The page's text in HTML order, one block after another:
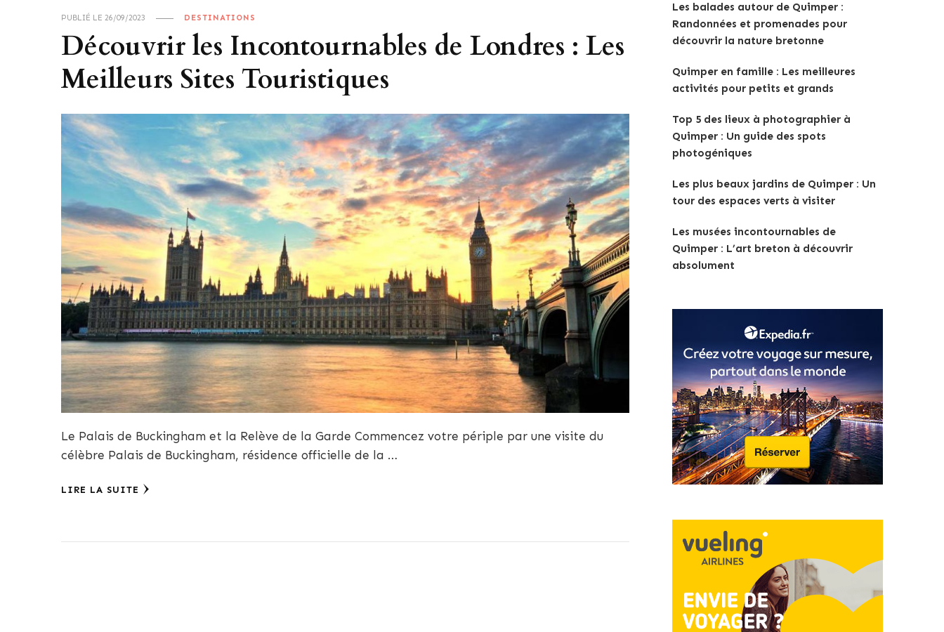
PUBLIÉ LE 26/09/2023 DESTINATIONS
Découvrir les Incontournables de Londres : Les
Meilleurs Sites Touristiques
Le Palais de Buckingham et la Relève de la Garde Commencez votre périple par une visite du
célèbre Palais de Buckingham, résidence officielle de la …
LIRE LA SUITE
Les balades autour de Quimper :
Randonnées et promenades pour
découvrir la nature bretonne
Quimper en famille : Les meilleures
activités pour petits et grands
Top 5 des lieux à photographier à
Quimper : Un guide des spots
photogéniques
Les plus beaux jardins de Quimper : Un
tour des espaces verts à visiter
Les musées incontournables de
Quimper : L’art breton à découvrir
absolument